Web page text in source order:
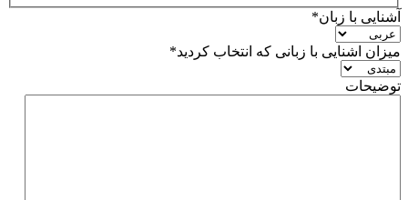
آشنایی با زبان*
میزان اشنایی با زبانی که انتخاب کردید*
توضیحات